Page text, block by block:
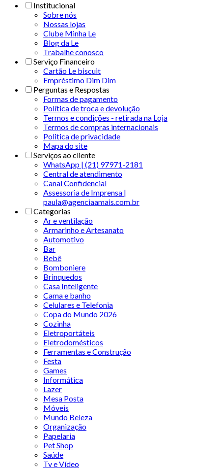
Institucional
Sobre nós
Nossas lojas
Clube Minha Le
Blog da Le
Trabalhe conosco
Serviço Financeiro
Cartão Le biscuit
Empréstimo Dim Dim
Perguntas e Respostas
Formas de pagamento
Política de troca e devolução
Termos e condições - retirada na Loja
Termos de compras internacionais
Politica de privacidade
Mapa do site
Serviços ao cliente
WhatsApp | (21) 97971-2181
Central de atendimento
Canal Confidencial
Assessoria de Imprensa |
paula@agenciaamais.com.br
Categorias
Ar e ventilação
Armarinho e Artesanato
Automotivo
Bar
Bebê
Bomboniere
Brinquedos
Casa Inteligente
Cama e banho
Celulares e Telefonia
Copa do Mundo 2026
Cozinha
Eletroportáteis
Eletrodomésticos
Ferramentas e Construção
Festa
Games
Informática
Lazer
Mesa Posta
Móveis
Mundo Beleza
Organização
Papelaria
Pet Shop
Saúde
Tv e Vídeo